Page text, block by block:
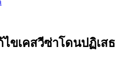
ไขเคสวีซ่าโดนปฏิเสธ